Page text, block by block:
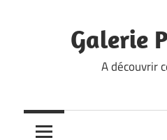
Galerie
A découvrir